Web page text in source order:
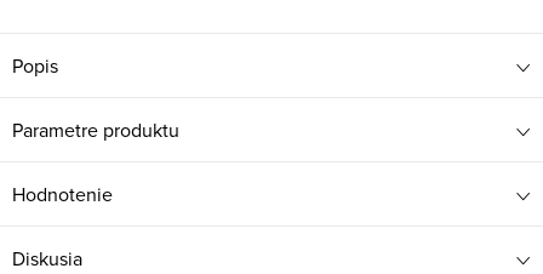
Popis
Parametre produktu
Hodnotenie
Diskusia